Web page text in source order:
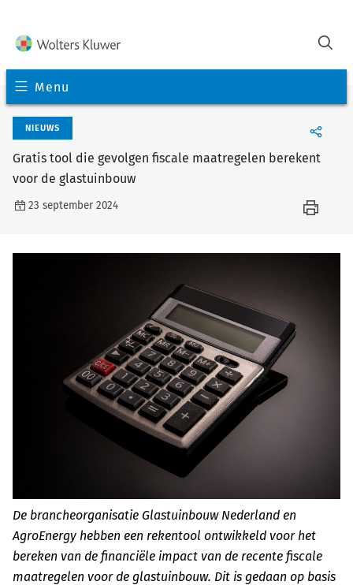
Menu
NIEUWS
Gratis tool die gevolgen fiscale maatregelen berekent
voor de glastuinbouw
23 september 2024
De brancheorganisatie Glastuinbouw Nederland en
AgroEnergy hebben een rekentool ontwikkeld voor het
bereken van de financiële impact van de recente fiscale
maatregelen voor de glastuinbouw. Dit is gedaan op basis